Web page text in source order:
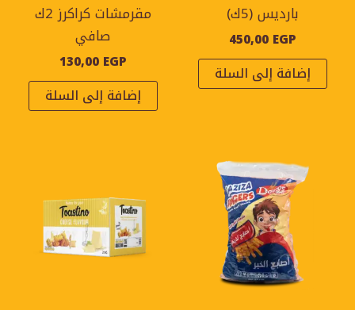
بارديس (5ك)
450,00 EGP
إضافة إلى السلة
مقرمشات كراكرز 2ك
صافي
130,00 EGP
إضافة إلى السلة